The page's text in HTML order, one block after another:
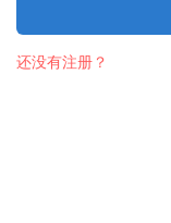
还没有注册？